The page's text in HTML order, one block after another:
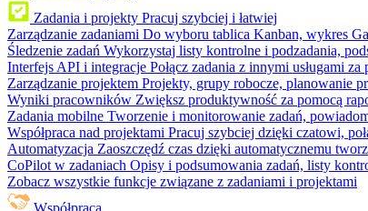
Zadania i projekty Pracuj szybciej i łatwiej
Zarządzanie zadaniami Do wyboru tablica Kanban, wykres
Śledzenie zadań Wykorzystaj listy kontrolne i podzadania,
Interfejs API i integracje Połącz zadania z innymi usługami
Zarządzanie projektem Projekty, grupy robocze, planowanie
Wyniki pracowników Zwiększ produktywność za pomocą
Zadania mobilne Tworzenie i monitorowanie zadań,
Współpraca nad projektami Pracuj szybciej dzięki czatowi,
Automatyzacja Zaoszczędź czas dzięki automatycznemu
CoPilot w zadaniach Opisy i podsumowania zadań, listy
Zobacz wszystkie funkcje związane z zadaniami i projektami
Współpraca